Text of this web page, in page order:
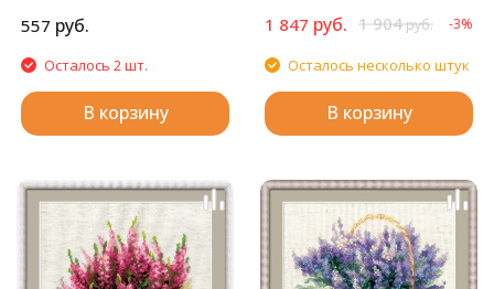
557 руб.
Осталось 2 шт.
В корзину
стилус, воск, маркированные
пакетики со стразами. Cтразы
квадратные: 27 цветов
1 847 руб. 1 904руб. -3%
Осталось несколько штук
В корзину